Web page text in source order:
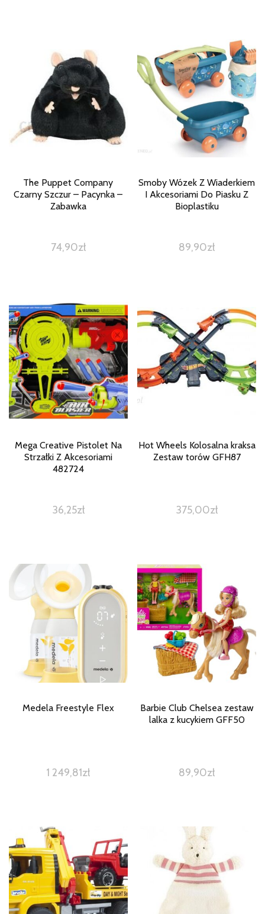
The Puppet Company
Czarny Szczur – Pacynka –
Zabawka
74,90zł
Smoby Wózek Z Wiaderkiem
I Akcesoriami Do Piasku Z
Bioplastiku
89,90zł
Mega Creative Pistolet Na
Strzałki Z Akcesoriami
482724
36,25zł
Hot Wheels Kolosalna kraksa
Zestaw torów GFH87
375,00zł
Medela Freestyle Flex
1 249,81zł
Barbie Club Chelsea zestaw
lalka z kucykiem GFF50
89,90zł